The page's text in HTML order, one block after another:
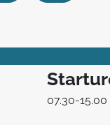
07.30-15.00